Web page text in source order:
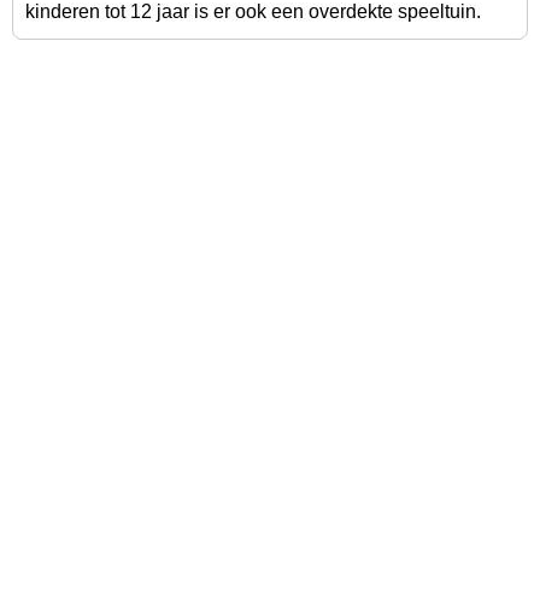
kinderen tot 12 jaar is er ook een overdekte speeltuin.